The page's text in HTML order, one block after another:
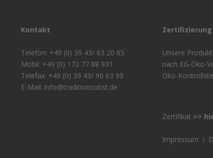
Kontakt
Telefon: +49 (0) 39 43/ 63 20 65
Mobil: +49 (0) 172 77 88 931
Telefax: +49 (0) 39 43/ 90 63 99
E-Mail: info@traditionsobst.de
Zertifizierung
Unsere
nach EG-Öko-
Öko-
Zertifikat >>
Impressum I